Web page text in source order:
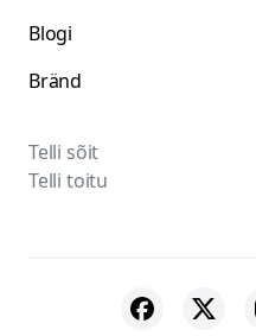
Blogi
Bränd
Telli sõit
Telli toitu